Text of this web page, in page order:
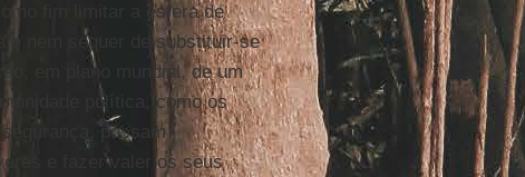
fim limitar a esfera de
e nem sequer de substituir-se
em plano mundial, de um
política, como os
possam
e fazer valer os seus